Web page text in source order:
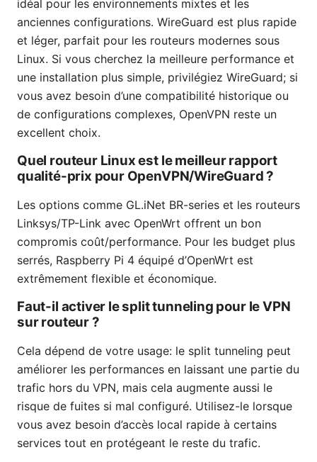
idéal pour les environnements mixtes et les
anciennes configurations. WireGuard est plus rapide
et léger, parfait pour les routeurs modernes sous
Linux. Si vous cherchez la meilleure performance et
une installation plus simple, privilégiez WireGuard; si
vous avez besoin d’une compatibilité historique ou
de configurations complexes, OpenVPN reste un
excellent choix.
Quel routeur Linux est le meilleur rapport
qualité-prix pour OpenVPN/WireGuard ?
Les options comme GL.iNet BR-series et les routeurs
Linksys/TP-Link avec OpenWrt offrent un bon
compromis coût/performance. Pour les budget plus
serrés, Raspberry Pi 4 équipé d’OpenWrt est
extrêmement flexible et économique.
Faut-il activer le split tunneling pour le VPN
sur routeur ?
Cela dépend de votre usage: le split tunneling peut
améliorer les performances en laissant une partie du
trafic hors du VPN, mais cela augmente aussi le
risque de fuites si mal configuré. Utilisez-le lorsque
vous avez besoin d’accès local rapide à certains
services tout en protégeant le reste du trafic.